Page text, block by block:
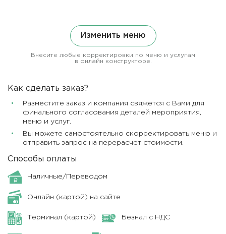
Изменить меню
Внесите любые корректировки по меню и услугам
в онлайн конструкторе.
Как сделать заказ?
Разместите заказ и компания свяжется с Вами для
финального согласования деталей мероприятия,
меню и услуг.
Вы можете самостоятельно скорректировать меню и
отправить запрос на перерасчет стоимости.
Способы оплаты
Наличные/Переводом
Онлайн (картой) на сайте
Терминал (картой) Безнал с НДС